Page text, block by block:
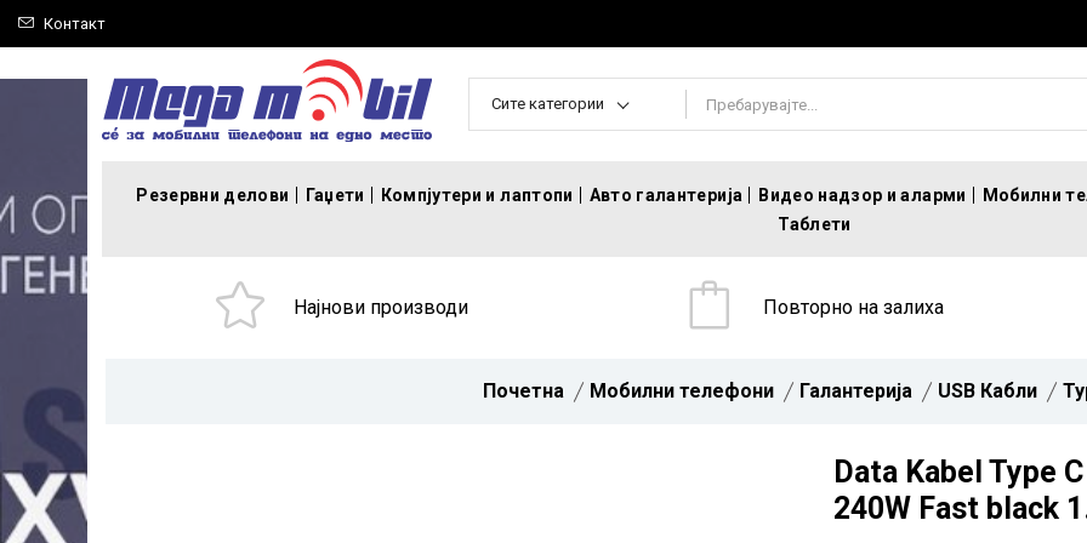
Контакт
Сите категории
Резервни делови Гаџети Компјутери и лаптопи Авто галантерија Видео надзор и аларми Мобилни
Таблети
Најнови производи Повторно на залиха
Почетна Мобилни телефони Галантерија USB Кабли
Data Kabel Type
240W Fast black